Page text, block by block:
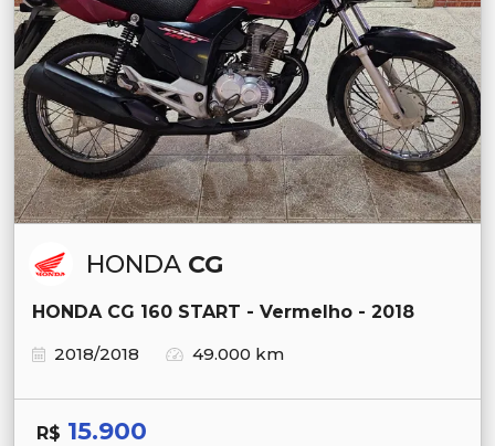
HONDA CG
HONDA CG 160 START - Vermelho - 2018
2018/2018
49.000 km
R$ 15.900